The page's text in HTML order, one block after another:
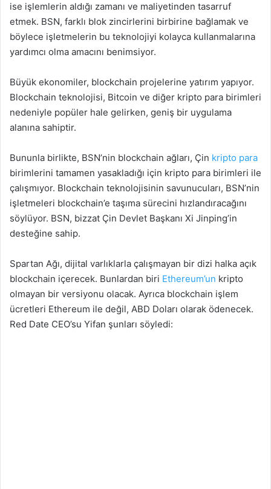
ise işlemlerin aldığı zamanı ve maliyetinden tasarruf
etmek. BSN, farklı blok zincirlerini birbirine bağlamak ve
böylece işletmelerin bu teknolojiyi kolayca kullanmalarına
yardımcı olma amacını benimsiyor.
Büyük ekonomiler, blockchain projelerine yatırım yapıyor.
Blockchain teknolojisi, Bitcoin ve diğer kripto para birimleri
nedeniyle popüler hale gelirken, geniş bir uygulama
alanına sahiptir.
Bununla birlikte, BSN’nin blockchain ağları, Çin kripto para
birimlerini tamamen yasakladığı için kripto para birimleri ile
çalışmıyor. Blockchain teknolojisinin savunucuları, BSN’nin
işletmeleri blockchain’e taşıma sürecini hızlandıracağını
söylüyor. BSN, bizzat Çin Devlet Başkanı Xi Jinping’in
desteğine sahip.
Spartan Ağı, dijital varlıklarla çalışmayan bir dizi halka açık
blockchain içerecek. Bunlardan biri Ethereum’un kripto
olmayan bir versiyonu olacak. Ayrıca blockchain işlem
ücretleri Ethereum ile değil, ABD Doları olarak ödenecek.
Red Date CEO’su Yifan şunları söyledi: